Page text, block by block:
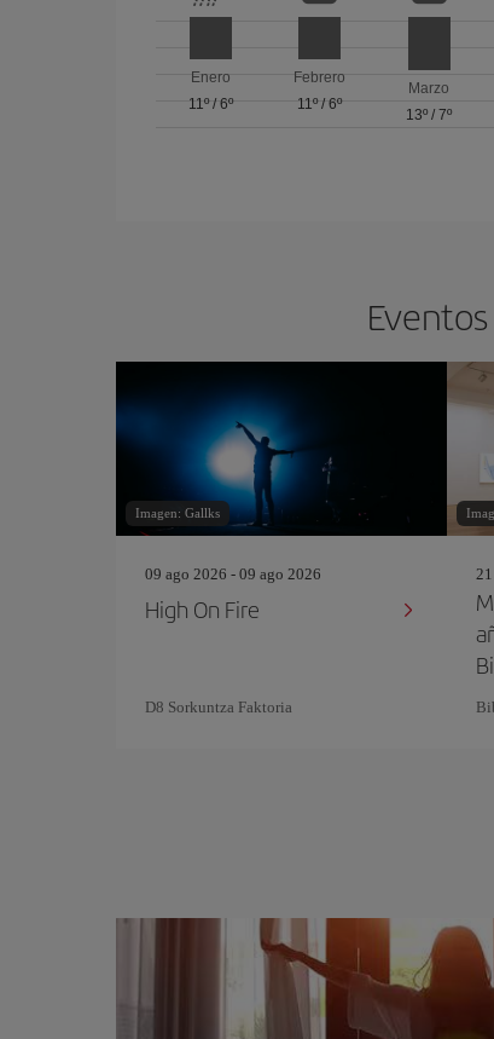
Enero
11º/ 6º
Febrero
11º/6º
Marzo
13º /7º
Imagen: Gallks
09 ago 2026 - 09 ago 2026
High On Fire
D8 Sorkuntza Faktoria